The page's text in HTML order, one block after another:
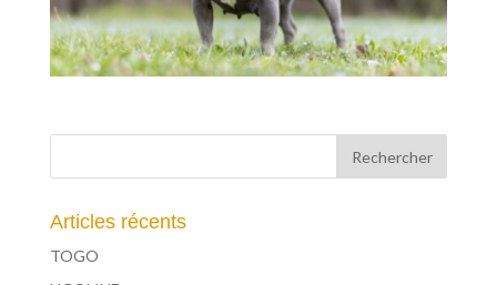
Articles récents
TOGO